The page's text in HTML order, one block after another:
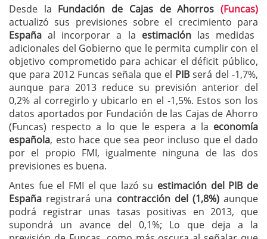
Desde la Fundación de Cajas de Ahorros(Funcas)
actualizó sus previsiones sobre el crecimiento para
España al incorporar a la estimaciónlas medidas
adicionales del Gobierno que le permita cumplir con el
objetivo comprometido para achicar el déficit público,
que para 2012 Funcas señala que el PIB será del -1,7%,
aunque para 2013 reduce su previsión anterior del
0,2% al corregirlo y ubicarlo en el -1,5%. Estos son los
datos aportados por Fundación de las Cajas de Ahorro
(Funcas) respecto a lo que le espera a la economía
española, esto hace que sea peor incluso que el dado
por el propio FMI, igualmente ninguna de las dos
previsiones es buena.
Antes fue el FMI el que lazó su estimación del PIB de
España registrará una contracción del (1,8%)aunque
podrá registrar unas tasas positivas en 2013, que
supondrá un avance del 0,1%; Lo que deja a la